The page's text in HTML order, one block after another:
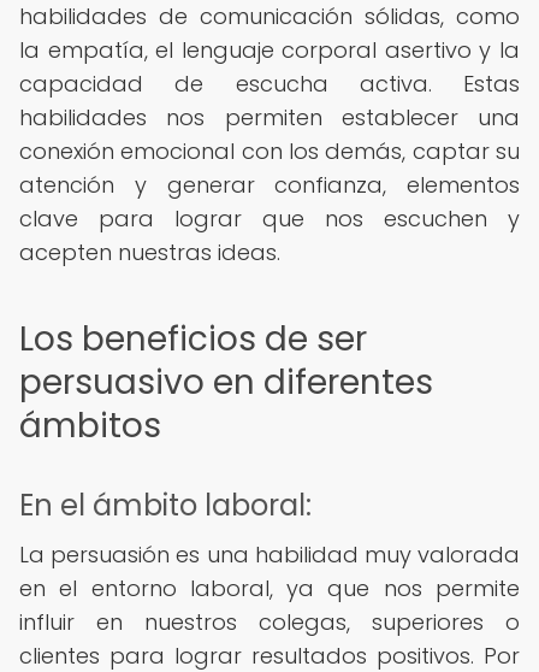
habilidades de comunicación sólidas, como
la empatía, el lenguaje corporal asertivo y la
capacidad de escucha activa. Estas
habilidades nos permiten establecer una
conexión emocional con los demás, captar su
atención y generar confianza, elementos
clave para lograr que nos escuchen y
acepten nuestras ideas.
Los beneficios de ser
persuasivo en diferentes
ámbitos
En el ámbito laboral:
La persuasión es una habilidad muy valorada
en el entorno laboral, ya que nos permite
influir en nuestros colegas, superiores o
clientes para lograr resultados positivos. Por